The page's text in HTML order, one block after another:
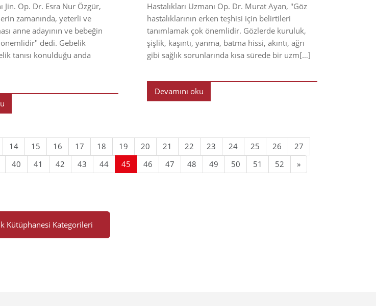
Jin. Op. Dr. Esra Nur Özgür,
zamanında, yeterli ve
anne adayının ve bebeğin
önemlidir" dedi. Gebelik
tanısı konulduğu anda
Hastalıkları Uzmanı Op. Dr. Murat Ayan, "Göz
hastalıklarının erken teşhisi için belirtileri
tanımlamak çok önemlidir. Gözlerde kuruluk,
şişlik, kaşıntı, yanma, batma hissi, akıntı, ağrı
gibi sağlık sorunlarında kısa sürede bir uzm[…]
Devamını oku
14 15 16 17 18 19 20 21 22 23 24 25 26
27
40 41 42 43 44 45 46 47 48 49 50 51 52 »
Kütüphanesi Kategorileri